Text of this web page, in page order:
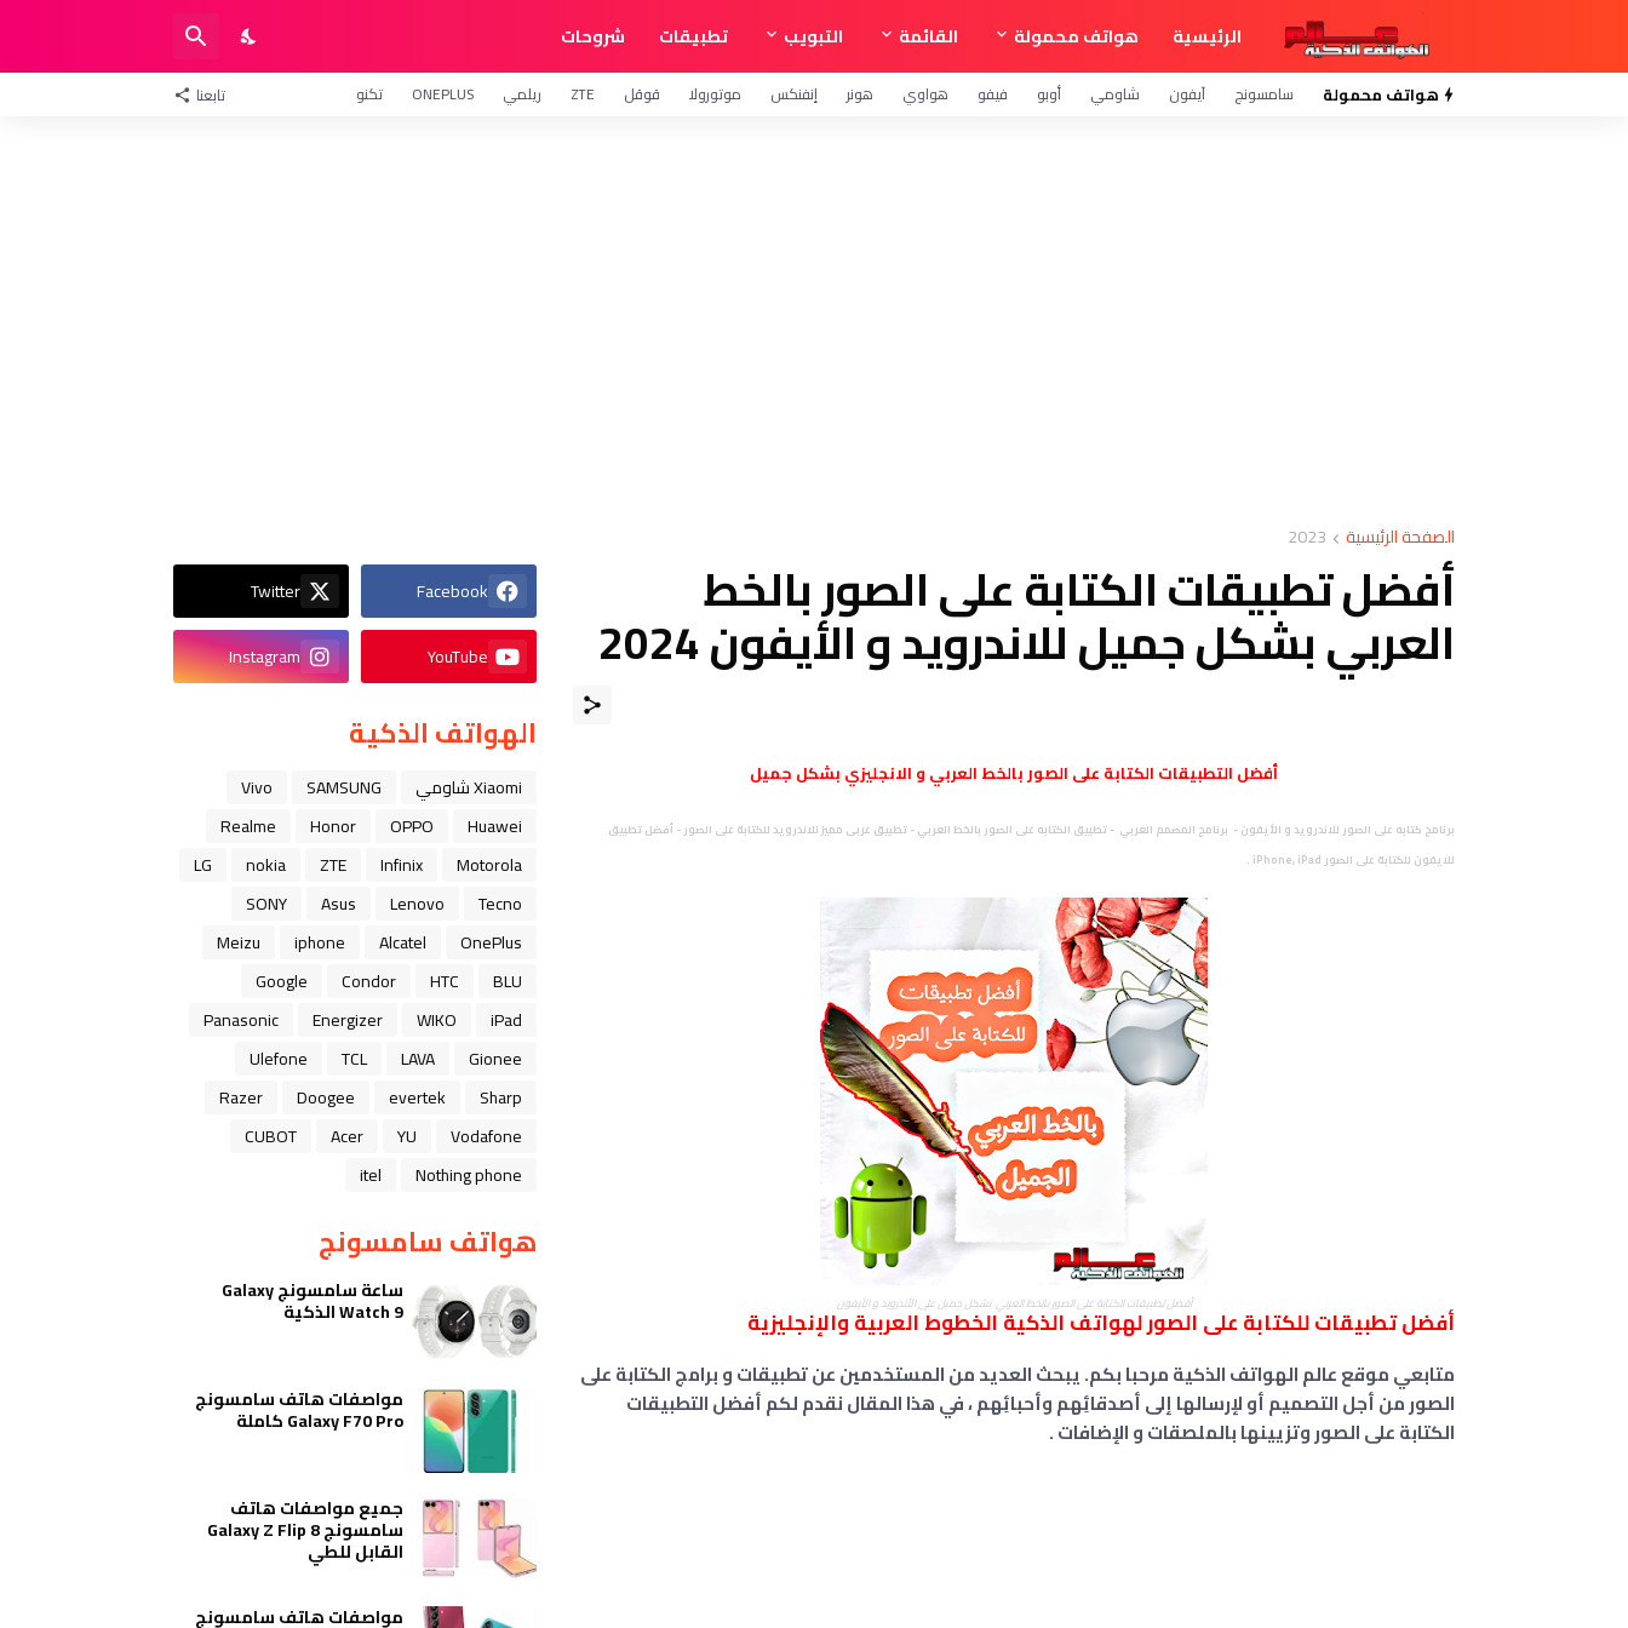
الرئيسية هواتف محمولة القائمة التبويب تطبيقات شروحات
هواتف محمولة سامسونج آيفون شاومي أوبو فيفو هواوي هونر إنفنكس موتورولا قوقل ZTE ريلمي ONEPLUS تكنو تابعنا
الصفحة الرئيسية 2023
أفضل تطبيقات الكتابة على الصور بالخط
العربي بشكل جميل للاندرويد و الأيفون 2024
أفضل التطبيقات الكتابة على الصور بالخط العربي و الانجليزي بشكل جميل
برنامج كتابه على الصور للاندرويد و الأيفون - برنامج المصمم العربي - تطبيق الكتابه على الصور بالخط العربي - تطبيق عربى مميز للاندرويد للكتابة على الصور - أفضل تطبيق
للايفون للكتابة على الصور iPhone, iPad .
أفضل تطبيقات الكتابة على الصور بالخط العربي بشكل جميل على الأندرويد و الأيفون
أفضل تطبيقات للكتابة على الصور لهواتف الذكية الخطوط العربية والإنجليزية
متابعي موقع عالم الهواتف الذكية مرحبا بكم. يبحث العديد من المستخدمين عن تطبيقات و برامج الكتابة على
الصور من أجل التصميم أو لإرسالها إلى أصدقائِهم وأحبائِهم ، في هذا المقال نقدم لكم أفضل التطبيقات
الكتابة على الصور وتزيينها بالملصقات و الإضافات .
Facebook
Twitter
YouTube
Instagram
الهواتف الذكية
Xiaomi شاومي SAMSUNG
Vivo
Huawei
OPPO
Honor
Realme
Motorola
Infinix
ZTE
nokia
LG
Tecno
Lenovo
Asus
SONY
OnePlus
Alcatel
iphone
Meizu
BLU
HTC
Condor
Google
iPad
WIKO
Energizer
Panasonic
Gionee
LAVA
TCL
Ulefone
Sharp
evertek
Doogee
Razer
Vodafone
YU
Acer
CUBOT
Nothing phone
itel
هواتف سامسونج
ساعة سامسونج Galaxy
Watch 9 الذكية
مواصفات هاتف سامسونج
Galaxy F70 Pro كاملة
جميع مواصفات هاتف
سامسونج Galaxy Z Flip 8
القابل للطي
مواصفات هاتف سامسونج